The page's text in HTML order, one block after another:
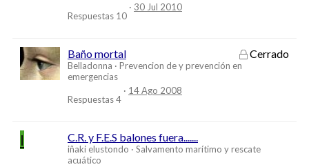
Respuestas 10
30 Jul 2010
Cerrado
Baño mortal
Belladonna
Prevencion de y prevención en
emergencias
Respuestas4
14 Ago 2008
I C.R. y F.E.S balones fuera.......
iñaki elustondo
Salvamento marítimo y rescate
acuático